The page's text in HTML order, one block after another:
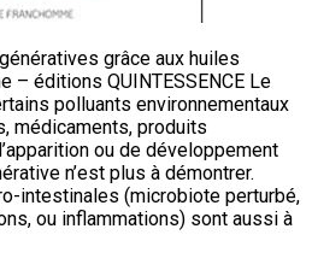
grâce aux huiles
– éditions QUINTESSENCE Le
polluants environnementaux
médicaments, produits
ou de développement
n’est plus à démontrer.
intestinales (microbiote perturbé,
ou inflammations) sont aussi à